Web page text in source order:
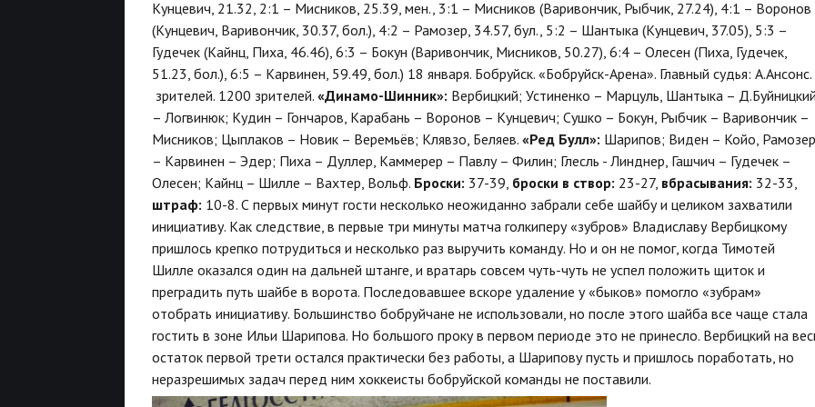
Кунцевич, 21.32, 2:1 – Мисников, 25.39, мен., 3:1 – Мисников (Варивончик, Рыбчик, 27.24), 4:1 – Воронов
(Кунцевич, Варивончик, 30.37, бол.), 4:2 – Рамозер, 34.57, бул., 5:2 – Шантыка (Кунцевич, 37.05), 5:3 –
Гудечек (Кайнц, Пиха, 46.46), 6:3 – Бокун (Варивончик, Мисников, 50.27), 6:4 – Олесен (Пиха, Гудечек,
51.23, бол.), 6:5 – Карвинен, 59.49, бол.) 18 января. Бобруйск. «Бобруйск-Арена». Главный судья: А.Ансонс.
зрителей. 1200 зрителей. «Динамо-Шинник»: Вербицкий; Устиненко – Марцуль, Шантыка – Д.Буйницкий
– Логвинюк; Кудин – Гончаров, Карабань – Воронов – Кунцевич; Сушко – Бокун, Рыбчик – Варивончик –
Мисников; Цыплаков – Новик – Веремьёв; Клявзо, Беляев. «Ред Булл»: Шарипов; Виден – Койо, Рамозер
– Карвинен – Эдер; Пиха – Дуллер, Каммерер – Павлу – Филин; Глесль - Линднер, Гашчич – Гудечек –
Олесен; Кайнц – Шилле – Вахтер, Вольф. Броски: 37-39, броски в створ: 23-27, вбрасывания: 32-33,
штраф: 10-8. С первых минут гости несколько неожиданно забрали себе шайбу и целиком захватили
инициативу. Как следствие, в первые три минуты матча голкиперу «зубров» Владиславу Вербицкому
пришлось крепко потрудиться и несколько раз выручить команду. Но и он не помог, когда Тимотей
Шилле оказался один на дальней штанге, и вратарь совсем чуть-чуть не успел положить щиток и
преградить путь шайбе в ворота. Последовавшее вскоре удаление у «быков» помогло «зубрам»
отобрать инициативу. Большинство бобруйчане не использовали, но после этого шайба все чаще стала
гостить в зоне Ильи Шарипова. Но большого проку в первом периоде это не принесло. Вербицкий на
остаток первой трети остался практически без работы, а Шарипову пусть и пришлось поработать, но
неразрешимых задач перед ним хоккеисты бобруйской команды не поставили.